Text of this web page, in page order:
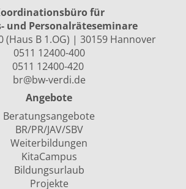
für
und Personalräte­seminare
(Haus B 1.OG) | 30159 Hannover
0511 12400-400
0511 12400-420
br@bw-verdi.de
Angebote
Beratungsangebote
BR/PR/JAV/SBV
Weiterbildungen
KitaCampus
Bildungsurlaub
Projekte